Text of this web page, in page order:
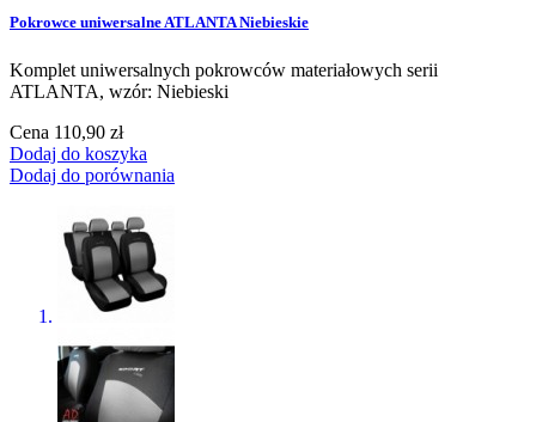
Pokrowce uniwersalne ATLANTA Niebieskie
Komplet uniwersalnych pokrowców materiałowych serii
ATLANTA, wzór: Niebieski
Cena 110,90 zł
Dodaj do koszyka
Dodaj do porównania